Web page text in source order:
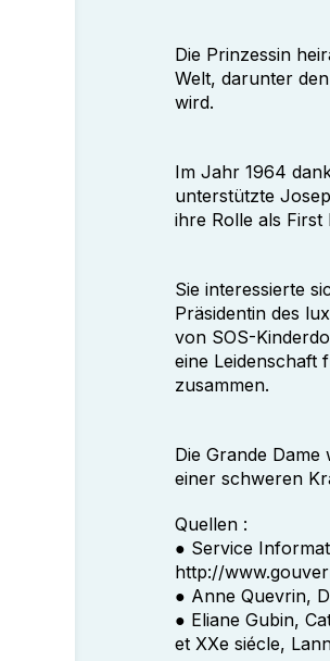
Die Prinzessin
Welt, darunter
wird.
Im Jahr 1964
unterstützte
ihre Rolle als
Sie interessierte
Präsidentin des
von SOS-
eine Leidenschaft
zusammen.
Die Grande
einer schweren
Quellen :
● Service
http://
● Anne Quevrin,
● Eliane Gubin,
et XXe siécle,